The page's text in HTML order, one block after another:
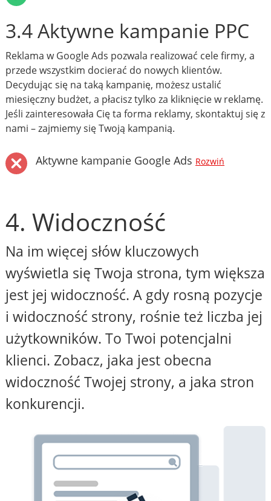
3.4 Aktywne kampanie PPC
Reklama w Google Ads pozwala realizować cele firmy, a
przede wszystkim docierać do nowych klientów.
Decydując się na taką kampanię, możesz ustalić
miesięczny budżet, a płacisz tylko za kliknięcie w reklamę.
Jeśli zainteresowała Cię ta forma reklamy, skontaktuj się z
nami – zajmiemy się Twoją kampanią.
Aktywne kampanie Google Ads Rozwiń
4. Widoczność
Na im więcej słów kluczowych
wyświetla się Twoja strona, tym większa
jest jej widoczność. A gdy rosną pozycje
i widoczność strony, rośnie też liczba jej
użytkowników. To Twoi potencjalni
klienci. Zobacz, jaka jest obecna
widoczność Twojej strony, a jaka stron
konkurencji.